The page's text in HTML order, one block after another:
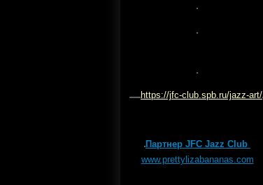
https://jfc-club.spb.ru/jazz-art/
Партнер JFC Jazz Club
www.prettylizabananas.com